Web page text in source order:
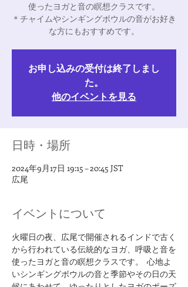
使ったヨガと音の瞑想クラスです。
＊チャイムやシンギングボウルの音がお好き
な方にもおすすめです。
お申し込みの受付は終了しまし
た。
他のイベントを見る
日時・場所
2024年9月17日 19:15 – 20:45 JST
広尾
イベントについて
火曜日の夜、広尾で開催されるインドで古く
から行われている伝統的なヨガ、呼吸と音を
使ったヨガと音の瞑想クラスです。  心地よ
いシンギングボウルの音と季節やその日の天